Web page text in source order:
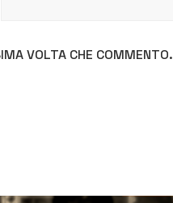
VOLTA CHE COMMENTO.